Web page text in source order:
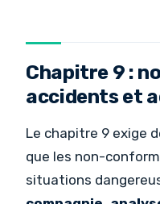
Chapitre 9 :
accidents et
Le chapitre 9 exige
que les non-
situations